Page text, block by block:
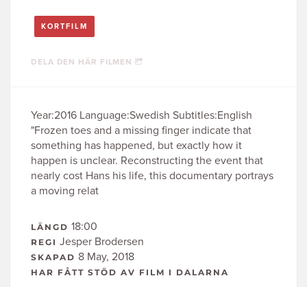
KORTFILM
DELA DEN HÄR FILMEN
Year:2016 Language:Swedish Subtitles:English
"Frozen toes and a missing finger indicate that
something has happened, but exactly how it
happen is unclear. Reconstructing the event that
nearly cost Hans his life, this documentary portrays
a moving relat
LÄNGD 18:00
REGI Jesper Brodersen
SKAPAD 8 May, 2018
HAR FÅTT STÖD AV FILM I DALARNA